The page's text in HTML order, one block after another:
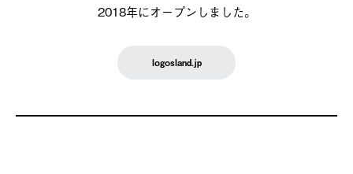
2018年にオープンしました。
logosland.jp